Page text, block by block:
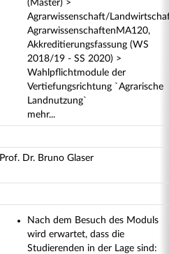
(Master) >
Agrarwissenschaft/
AgrarwissenschaftenMA120,
Akkreditierungsfassung (WS
2018/19 - SS 2020) >
Wahlpflichtmodule der
Vertiefungsrichtung `Agrarische
Landnutzung`
mehr...
Prof. Dr. Bruno Glaser
Nach dem Besuch des Moduls
wird erwartet, dass die
Studierenden in der Lage sind: